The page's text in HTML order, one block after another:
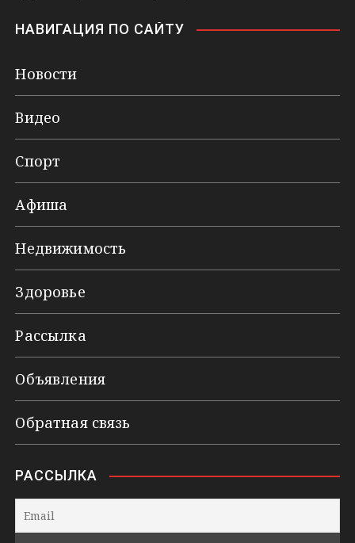
НАВИГАЦИЯ ПО САЙТУ
Новости
Видео
Спорт
Афиша
Недвижимость
Здоровье
Рассылка
Объявления
Обратная связь
РАССЫЛКА